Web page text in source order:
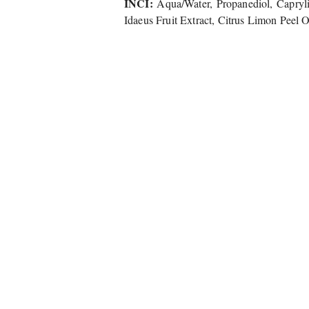
Aqua/Water, Propanediol,
Idaeus Fruit Extract, Citrus Limon